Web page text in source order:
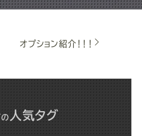
オプション紹介！！！
の 人気タグ